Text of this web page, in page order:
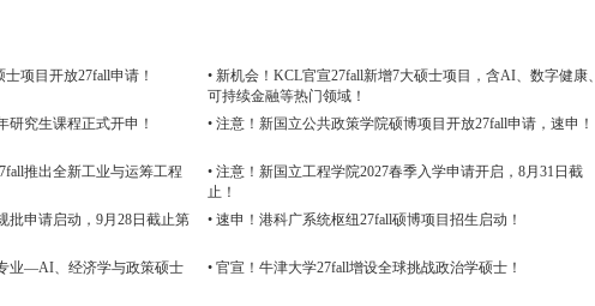
项目开放27fall申请！
• 新机会！KCL官宣27fall新增7大硕士项目，含AI、数字健康、
可持续金融等热门领域！
研究生课程正式开申！
• 注意！新国立公共政策学院硕博项目开放27fall申请，速申！
推出全新工业与运筹工程
• 注意！新国立工程学院2027春季入学申请开启，8月31日截
止！
批申请启动，9月28日截止第
• 速申！港科广系统枢纽27fall硕博项目招生启动！
业—AI、经济学与政策硕士
• 官宣！牛津大学27fall增设全球挑战政治学硕士！